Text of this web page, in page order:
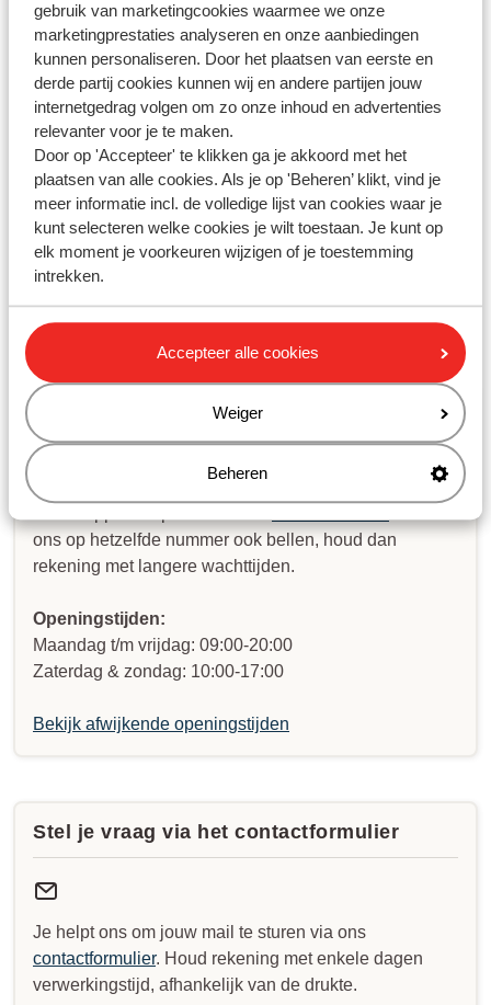
gebruik van marketingcookies waarmee we onze
marketingprestaties analyseren en onze aanbiedingen
kunnen personaliseren. Door het plaatsen van eerste en
derde partij cookies kunnen wij en andere partijen jouw
internetgedrag volgen om zo onze inhoud en advertenties
relevanter voor je te maken.
Door op 'Accepteer' te klikken ga je akkoord met het
plaatsen van alle cookies. Als je op 'Beheren’ klikt, vind je
meer informatie incl. de volledige lijst van cookies waar je
kunt selecteren welke cookies je wilt toestaan. Je kunt op
elk moment je voorkeuren wijzigen of je toestemming
intrekken.
Accepteer alle cookies
Weiger
Beheren
Laatst gewijzigd op Vr, 10 Jul om 11:46 AM
Kan ik mijn huurauto buiten kantoortijden ophalen en
inleveren?
Laatst gewijzigd op Wo, 18 Mrt om 8:27 AM
< Vorige 1 2 Volgende >
Heb jij jouw antwoord niet
gevonden?
ons op hetzelfde nummer ook bellen, houd dan
rekening met langere wachttijden.
Openingstijden:
Maandag t/m vrijdag: 09:00-20:00
Zaterdag & zondag: 10:00-17:00
Bekijk afwijkende openingstijden
Stel je vraag via het contactformulier
Je helpt ons om jouw mail te sturen via ons
contactformulier. Houd rekening met enkele dagen
verwerkingstijd, afhankelijk van de drukte.